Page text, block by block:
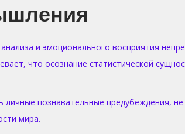
и эмоционального восприятия
что осознание статистической
познавательные предубеждения,
мира.